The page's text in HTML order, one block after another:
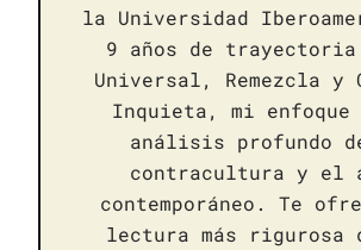
la Universidad
9 años de
Universal, Remezcla y
Inquieta, mi
análisis profundo
contracultura y el
contemporáneo. Te
lectura más rigurosa